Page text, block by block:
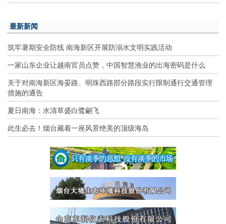
最新新闻
筑牢暑期安全防线 南海新区开展防溺水文明实践活动
一家山东企业让越南官员点赞，中国智慧渔业的出海密码是什么
关于对南海新区海晏路、明珠西路部分路段实行限制通行交通管理
措施的通告
夏日南海：水清草盛白鹭翩飞
此生必去！烟台藏着一座风景绝美的顶级海岛